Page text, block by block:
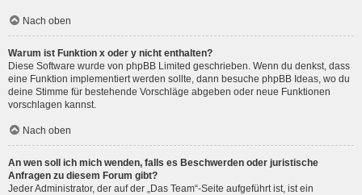
Nach oben
Warum ist Funktion x oder y nicht enthalten?
Diese Software wurde von phpBB Limited geschrieben. Wenn du denkst, dass
eine Funktion implementiert werden sollte, dann besuche phpBB Ideas, wo du
deine Stimme für bestehende Vorschläge abgeben oder neue Funktionen
vorschlagen kannst.
Nach oben
An wen soll ich mich wenden, falls es Beschwerden oder juristische
Anfragen zu diesem Forum gibt?
Jeder Administrator, der auf der „Das Team“-Seite aufgeführt ist, ist ein